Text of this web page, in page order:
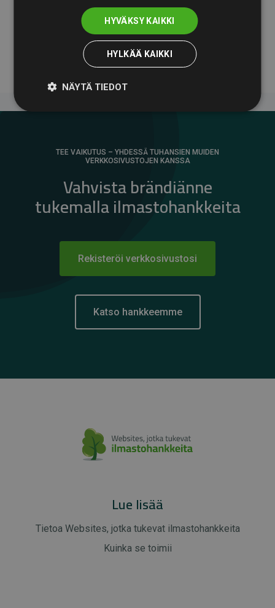
arvioiduista CO₂-päästöistä
jäsenverkkosivustoilla –
selkeä todiste toimintatapamme todellisesta
TEE VAIKUTUS – YHDESSÄ TUHANSIEN MUIDEN
VERKKOSIVUSTOJEN KANSSA
Vahvista brändiänne
tukemalla ilmastohankkeita
Rekisteröi verkkosivustosi
Katso hankkeemme
Lue lisää
Tietoa Websites, jotka tukevat ilmastohankkeita
Kuinka se toimii
HYVÄKSY KAIKKI
HYLKÄÄ KAIKKI
NÄYTÄ TIEDOT